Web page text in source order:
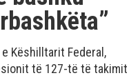
Këshilltarit Federal,
të 127-të të takimit